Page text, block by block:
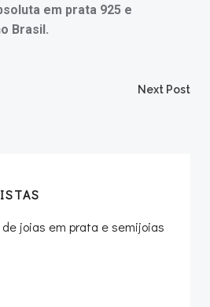
em prata 925 e
Brasil.
Next Post
joias em prata e semijoias